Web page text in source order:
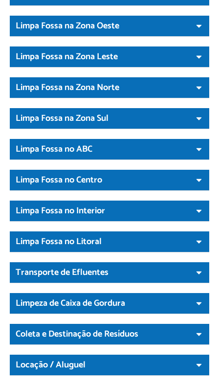
Limpa Fossa na Zona Oeste
Limpa Fossa na Zona Leste
Limpa Fossa na Zona Norte
Limpa Fossa na Zona Sul
Limpa Fossa no ABC
Limpa Fossa no Centro
Limpa Fossa no Interior
Limpa Fossa no Litoral
Transporte de Efluentes
Limpeza de Caixa de Gordura
Coleta e Destinação de Resíduos
Locação / Aluguel